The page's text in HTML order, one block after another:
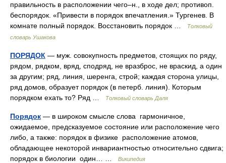
правильность в расположении чего–н., в ходе дел; противоп.
беспорядок. «Привести в порядок впечатления.» Тургенев. В
комнате полный порядок. Восстановить порядок …
Толковый
словарь Ушакова
ПОРЯДОК — муж. совокупность предметов, стоящих по ряду,
рядом, рядком, вряд, сподряд, не вразброс, не враскид, а один
за другим; ряд, линия, шеренга, строй; каждая сторона улицы,
ряд домов, образует порядок (в петерб. линия). Которым
порядком ехать то? Ряд …
Толковый словарь Даля
Порядок — в широком смысле слова гармоничное,
ожидаемое, предсказуемое состояние или расположение чего
либо, а также: порядок в физике расположение атомов,
обладающее некоторой инвариантностью относительно сдвига;
порядок в биологии один… …
Википедия